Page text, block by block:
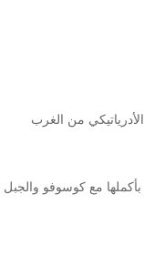
من الغرب
بأكملها مع كوسوفو والجبل